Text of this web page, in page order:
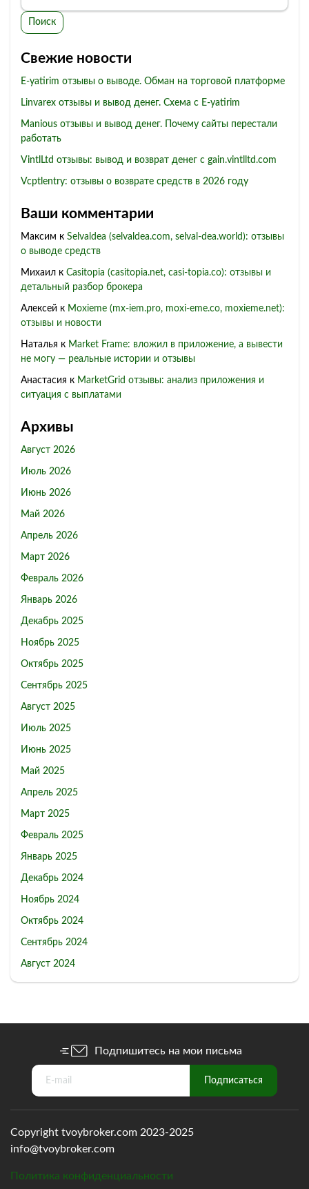
Поиск
Свежие новости
E-yatirim отзывы о выводе. Обман на торговой платформе
Linvarex отзывы и вывод денег. Схема с E-yatirim
Manious отзывы и вывод денег. Почему сайты перестали
работать
VintlLtd отзывы: вывод и возврат денег с gain.vintlltd.com
Vcptlentry: отзывы о возврате средств в 2026 году
Ваши комментарии
Максим к Selvaldea (selvaldea.com, selval-dea.world): отзывы
о выводе средств
Михаил к Casitopia (casitopia.net, casi-topia.co): отзывы и
детальный разбор брокера
Алексей к Moxieme (mx-iem.pro, moxi-eme.co, moxieme.net):
отзывы и новости
Наталья к Market Frame: вложил в приложение, а вывести
не могу — реальные истории и отзывы
Анастасия к MarketGrid отзывы: анализ приложения и
ситуация с выплатами
Архивы
Август 2026
Июль 2026
Июнь 2026
Май 2026
Апрель 2026
Март 2026
Февраль 2026
Январь 2026
Декабрь 2025
Ноябрь 2025
Октябрь 2025
Сентябрь 2025
Август 2025
Июль 2025
Июнь 2025
Май 2025
Апрель 2025
Март 2025
Февраль 2025
Январь 2025
Декабрь 2024
Ноябрь 2024
Октябрь 2024
Сентябрь 2024
Август 2024
Подпишитесь на мои письма
Copyright tvoybroker.com 2023-2025
info@tvoybroker.com
Политика конфиденциальности